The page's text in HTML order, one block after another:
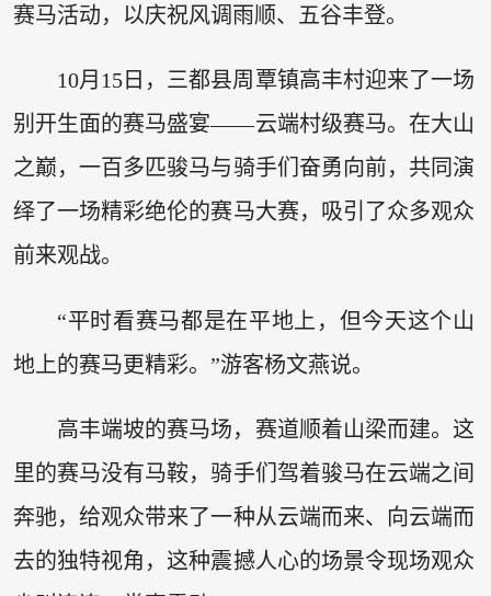
赛马活动，以庆祝风调雨顺、五谷丰登。
10月15日，三都县周覃镇高丰村迎来了一场
别开生面的赛马盛宴——云端村级赛马。在大山
之巅，一百多匹骏马与骑手们奋勇向前，共同演
绎了一场精彩绝伦的赛马大赛，吸引了众多观众
前来观战。
“平时看赛马都是在平地上，但今天这个山
地上的赛马更精彩。”游客杨文燕说。
高丰端坡的赛马场，赛道顺着山梁而建。这
里的赛马没有马鞍，骑手们驾着骏马在云端之间
奔驰，给观众带来了一种从云端而来、向云端而
去的独特视角，这种震撼人心的场景令现场观众